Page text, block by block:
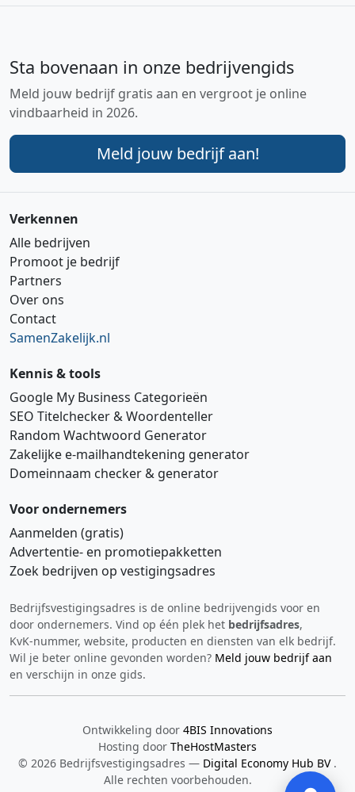
Sta bovenaan in onze bedrijvengids
Meld jouw bedrijf gratis aan en vergroot je online
vindbaarheid in 2026.
Meld jouw bedrijf aan!
Verkennen
Alle bedrijven
Promoot je bedrijf
Partners
Over ons
Contact
SamenZakelijk.nl
Kennis & tools
Google My Business Categorieën
SEO Titelchecker & Woordenteller
Random Wachtwoord Generator
Zakelijke e‑mailhandtekening generator
Domeinnaam checker & generator
Voor ondernemers
Aanmelden (gratis)
Advertentie‑ en promotiepakketten
Zoek bedrijven op vestigingsadres
Bedrijfsvestigingsadres is de online bedrijvengids voor en
door ondernemers. Vind op één plek het bedrijfsadres,
KvK‑nummer, website, producten en diensten van elk bedrijf.
Wil je beter online gevonden worden? Meld jouw bedrijf aan
en verschijn in onze gids.
Ontwikkeling door 4BIS Innovations
Hosting door TheHostMasters
© 2026 Bedrijfsvestigingsadres — Digital Economy Hub BV .
Alle rechten voorbehouden.
Hi 👋 We horen graag uw feedback!
Verstuur